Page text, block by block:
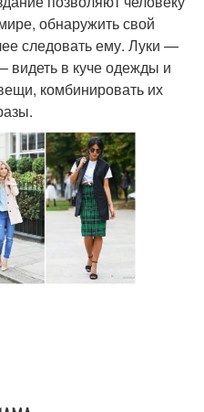
обнаружить свой
следовать ему. Луки —
видеть в куче одежды и
комбинировать их